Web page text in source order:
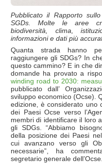
Pubblicato il Rapporto
SGDs. Molte le aree
biodiversità, clima,
informazioni e dati più
Quanta strada hanno
raggiungere gli SDGs? In
questo cammino? E in che
domande ha provato a
winding road to 2030:
pubblicato dall’
sviluppo economico (Ocse).
edizione, è considerato uno
dei Paesi Ocse verso
membri di identificare il loro
gli SDGs. “Abbiamo
della posizione dei Paesi
cui avanzano verso gli
necessarie”, ha
segretario generale dell’Ocse.